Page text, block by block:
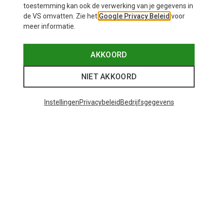
toestemming kan ook de verwerking van je gegevens in
de VS omvatten. Zie het Google Privacy Beleid voor
meer informatie.
AKKOORD
NIET AKKOORD
InstellingenPrivacybeleid Bedrijfsgegevens